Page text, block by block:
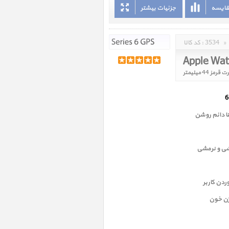
جزئیات بیشتر
کد کالا : 3534 »
دائم روشن
و نرمشی
کاربر
خون